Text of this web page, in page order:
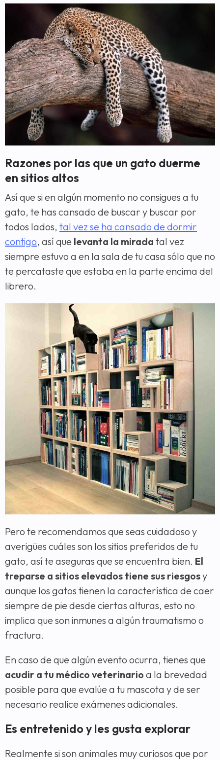
Razones por las que un gato duerme
en sitios altos
Así que si en algún momento no consigues a tu
gato, te has cansado de buscar y buscar por
todos lados, tal vez se ha cansado de dormir
contigo, así que levanta la mirada tal vez
siempre estuvo a en la sala de tu casa sólo que no
te percataste que estaba en la parte encima del
librero.
Pero te recomendamos que seas cuidadoso y
averigües cuáles son los sitios preferidos de tu
gato, así te aseguras que se encuentra bien. El
treparse a sitios elevados tiene sus riesgosy
aunque los gatos tienen la característica de caer
siempre de pie desde ciertas alturas, esto no
implica que son inmunes a algún traumatismo o
fractura.
En caso de que algún evento ocurra, tienes que
acudir a tu médico veterinario a la brevedad
posible para que evalúe a tu mascota y de ser
necesario realice exámenes adicionales.
Es entretenido y les gusta explorar
Realmente si son animales muy curiosos que por